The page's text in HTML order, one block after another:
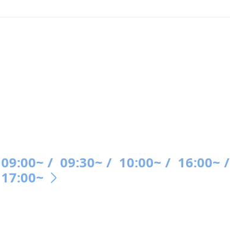
09:00~ / 09:30~ / 10:00~ / 16:00~ /
17:00~